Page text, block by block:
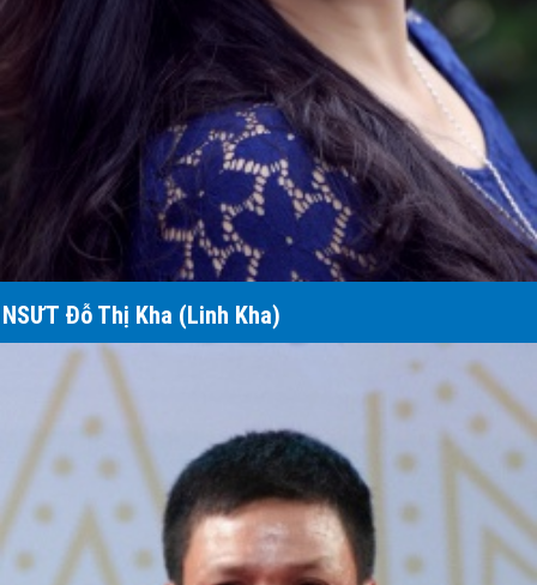
NSƯT Đỗ Thị Kha (Linh Kha)